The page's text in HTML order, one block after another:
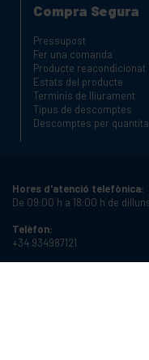
Compra Segura
Pressupost
Fer una comanda
Producte reacondicionat
Estats del producte
Terminis de lliurament
Tipus de descomptes
Descomptes per
Hores d'atenció telefònica:
De 09:00 h a 18:00 h de
Telèfon:
+34 934987121